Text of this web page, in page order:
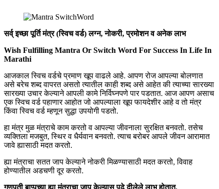
सर्व् इच्छा पूर्ति मंत्र (स्विच वर्ड) लग्न, नोकरी, प्रमोशन व अनेक लाभ
Wish Fulfilling Mantra Or Switch Word For Success In Life In
Marathi
आजकाल स्विच वर्डचे प्रमाण खूप वाढले आहे. आपण रोज आपल्या बोलणात
असे बरेच शब्द वापरत असतो त्यातील काही शब्द असे आहेत की त्याच्या सारख्या
सारख्या उचार केल्याने आपली कामे निर्विघ्नपणे पार पडतात. आज आपण असाच
एक स्विच वर्ड पहाणार आहोत जो आपल्याला खूप फायदेशीर आहे व तो मंत्र
किंवा स्विच वर्ड म्हणून सुद्धा उपयोगी पडतो.
हा मंत्र मुळ मंत्राचे काम करतो व आपल्या जीवनाला सुरक्षित बनवतो. तसेच
व्यक्तिला मजबुत, स्थिर व धैर्यवान बनवतो. त्याच बरोबर आपले जीवन आरामात
जावे ह्यासाठी मदत करतो.
ह्या मंत्राचा सतत जाप केल्याने नोकरी मिळण्यासाठी मदत करतो, विवाह
होण्यातील अडचणी दूर करतो.
गणपती बाप्पच्या ह्या मंत्राचा जाप केल्यास पुढे दीलेले लाभ होतात.